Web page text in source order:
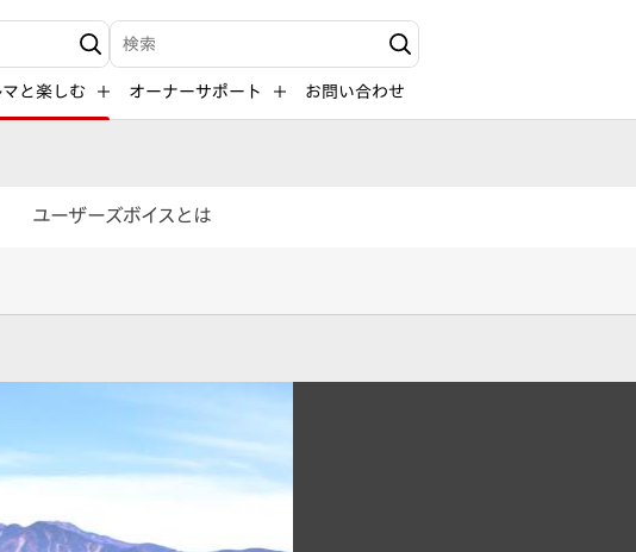
検索キーワード入力
マと楽しむ オーナーサポート お問い合わせ
ユーザーズボイスとは